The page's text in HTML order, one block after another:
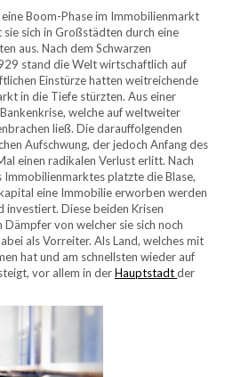
Boom-Phase im Immobilienmarkt
sie sich in Großstädten durch eine
aus. Nach dem Schwarzen
stand die Welt wirtschaftlich auf
Einstürze hatten weitreichende
in die Tiefe stürzten. Aus einer
welche auf weltweiter
ließ. Die darauffolgenden
Aufschwung, der jedoch Anfang des
einen radikalen Verlust erlitt. Nach
platzte die Blase,
eine Immobilie erworben werden
investiert. Diese beiden Krisen
von welcher sie sich noch
als Vorreiter. Als Land, welches mit
hat und am schnellsten wieder auf
vor allem in derHauptstadtder